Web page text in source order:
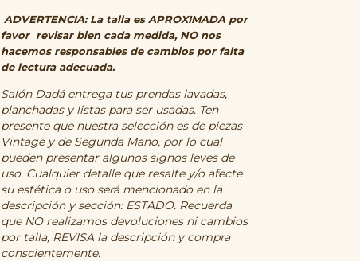
ADVERTENCIA: La talla es APROXIMADA por
favor revisar bien cada medida, NO nos
hacemos responsables de cambios por falta
de lectura adecuada.
Salón Dadá entrega tus prendas lavadas,
planchadas y listas para ser usadas. Ten
presente que nuestra selección es de piezas
Vintage y de Segunda Mano, por lo cual
pueden presentar algunos signos leves de
uso. Cualquier detalle que resalte y/o afecte
su estética o uso será mencionado en la
descripción y sección: ESTADO. Recuerda
que NO realizamos devoluciones ni cambios
por talla, REVISA la descripción y compra
conscientemente.